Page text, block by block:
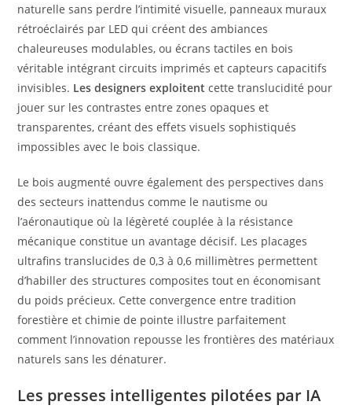
naturelle sans perdre l’intimité visuelle, panneaux muraux
rétroéclairés par LED qui créent des ambiances
chaleureuses modulables, ou écrans tactiles en bois
véritable intégrant circuits imprimés et capteurs capacitifs
invisibles. Les designers exploitent cette translucidité pour
jouer sur les contrastes entre zones opaques et
transparentes, créant des effets visuels sophistiqués
impossibles avec le bois classique.
Le bois augmenté ouvre également des perspectives dans
des secteurs inattendus comme le nautisme ou
l’aéronautique où la légèreté couplée à la résistance
mécanique constitue un avantage décisif. Les placages
ultrafins translucides de 0,3 à 0,6 millimètres permettent
d’habiller des structures composites tout en économisant
du poids précieux. Cette convergence entre tradition
forestière et chimie de pointe illustre parfaitement
comment l’innovation repousse les frontières des matériaux
naturels sans les dénaturer.
Les presses intelligentes pilotées par IA